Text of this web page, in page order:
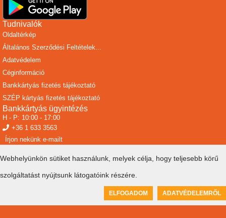
Webhelyünkön sütiket használunk, melyek célja, hogy teljesebb körű
szolgáltatást nyújtsunk látogatóink részére.
ELFOGADOM ADATVÉDELEMRŐL
Tudnivalók
Oldaltérkép
Általános Szerződési Feltételek...
Adatvédelem
Céginformáció
Bankkártyás fizetés tájékoztató
SZÉP kártyás fizetés tájékoztató
Bankkártyás ügyintézés
H - P: 10:00 - 17:00
+36 1 633 3563
Írjon nekünk e-mailt
© ToolSiTE Kft. 2026. Minden jog fenntartva!